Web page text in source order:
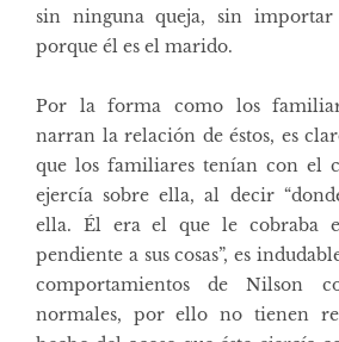
sin ninguna queja, sin
porque él es el marido.
Por la forma como los
narran la relación de éstos, es
que los familiares tenían con el
ejercía sobre ella, al decir
ella. Él era el que le cobraba
pendiente a sus cosas”, es
comportamientos de Nilson
normales, por ello no tienen